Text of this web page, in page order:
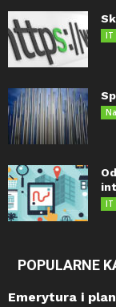
IT
IT
POPULARNE
Emerytura i